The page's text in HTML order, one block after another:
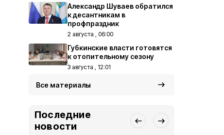
Александр Шуваев обратился
к десантникам в
профпраздник
2 августа , 06:00
Губкинские власти готовятся
к отопительному сезону
3 августа , 12:01
Все материалы
Последние
новости